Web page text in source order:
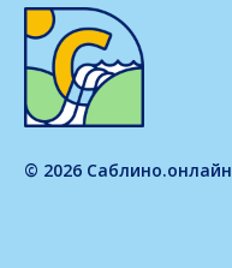
© 2026 Саблино.онлайн